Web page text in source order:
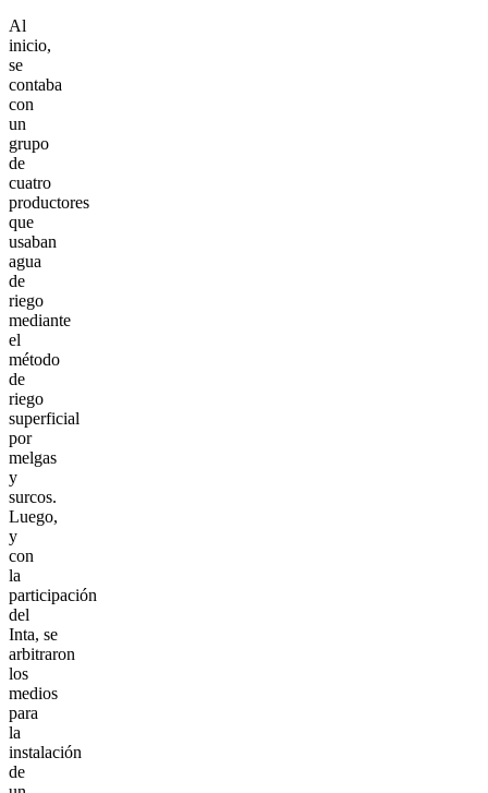
Al
inicio,
se
contaba
con
un
grupo
de
cuatro
productores
que
usaban
agua
de
riego
mediante
el
método
de
riego
superficial
por
melgas
y
surcos.
Luego,
y
con
la
participación
del
Inta, se
arbitraron
los
medios
para
la
instalación
de